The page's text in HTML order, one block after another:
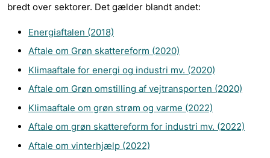
bredt over sektorer. Det gælder blandt andet:
Energiaftalen (2018)
Aftale om Grøn skattereform (2020)
Klimaaftale for energi og industri mv. (2020)
Aftale om Grøn omstilling af vejtransporten (2020)
Klimaaftale om grøn strøm og varme (2022)
Aftale om grøn skattereform for industri mv. (2022)
Aftale om vinterhjælp (2022)